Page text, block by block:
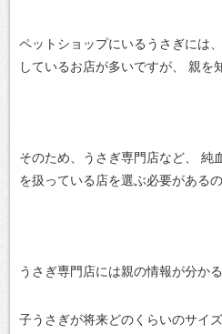
ペットショップにいるうさぎには、
しているお店が多いですが、
親を
そのため、うさぎ専門店など、
純
を扱っている店を選ぶ必要があるの
うさぎ専門店には親の情報が分か
子うさぎが将来どのくらいのサイズ